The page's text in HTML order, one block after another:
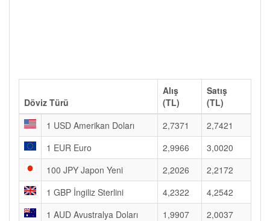
Döviz Türü
Alış
(TL)
Satış
(TL)
1 USD Amerikan Doları
2,7371
2,7421
1 EUR Euro
2,9966
3,0020
100 JPY Japon Yeni
2,2026
2,2172
1 GBP İngiliz Sterlini
4,2322
4,2542
1 AUD Avustralya Doları
1,9907
2,0037